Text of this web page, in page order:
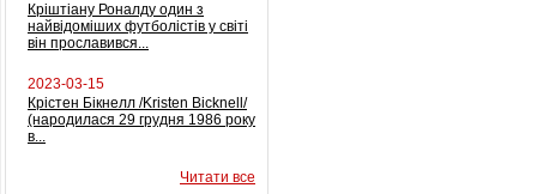
Кріштіану Роналду один з
найвідоміших футболістів у світі
він прославився...
2023-03-15
Крістен Бікнелл /Kristen Bicknell/
(народилася 29 грудня 1986 року
в...
Читати все